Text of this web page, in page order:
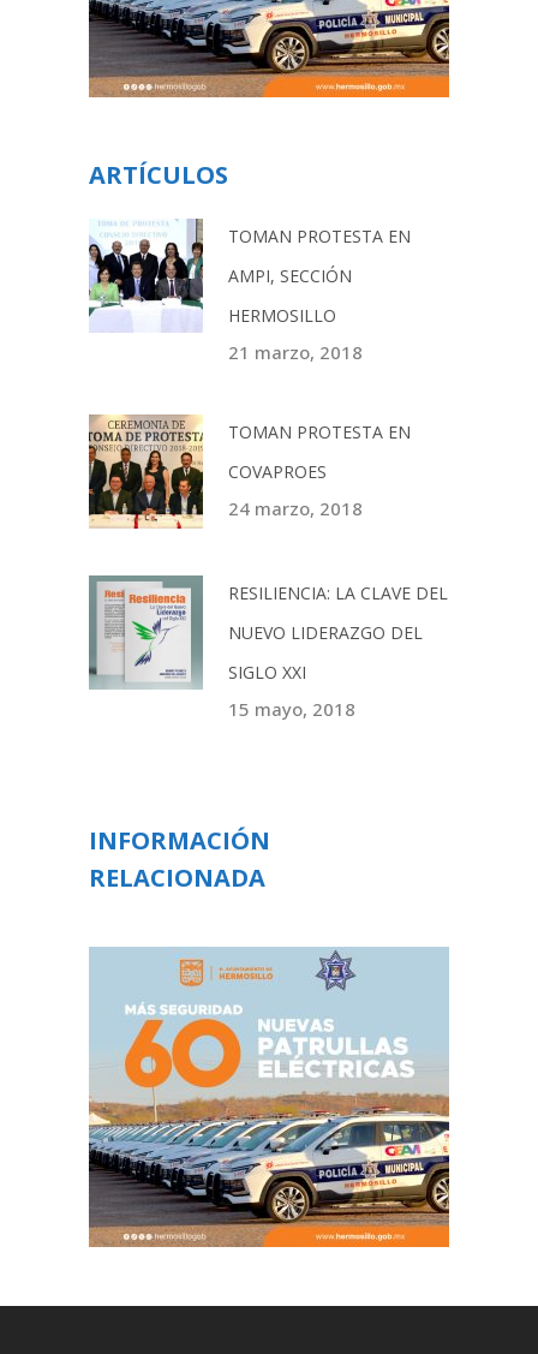
ARTÍCULOS
TOMAN PROTESTA EN
AMPI, SECCIÓN
HERMOSILLO
21 marzo, 2018
TOMAN PROTESTA EN
COVAPROES
24 marzo, 2018
RESILIENCIA: LA CLAVE DEL
NUEVO LIDERAZGO DEL
SIGLO XXI
15 mayo, 2018
INFORMACIÓN
RELACIONADA